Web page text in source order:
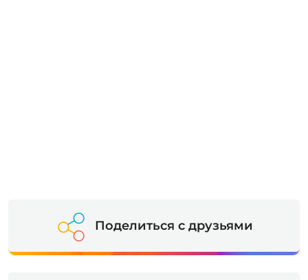
Поделиться с друзьями